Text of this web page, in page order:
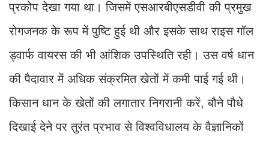
प्रकोप देखा गया था। जिसमें एसआरबीएसडीवी की प्रमुख
रोगजनक के रूप में पुष्टि हुई थी और इसके साथ राइस गॉल
ड्वार्फ वायरस की भी आंशिक उपस्थिति रही। उस वर्ष धान
की पैदावार में अधिक संक्रमित खेतों में कमी पाई गई थी।
किसान धान के खेतों की लगातार निगरानी करें, बौने पौधे
दिखाई देने पर तुरंत प्रभाव से विश्वविधालय के वैज्ञानिकों